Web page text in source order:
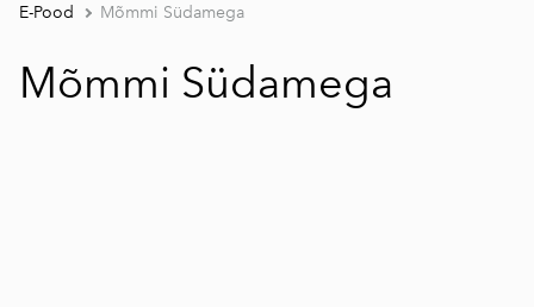
E-Pood Mõmmi Südamega
Mõmmi Südamega